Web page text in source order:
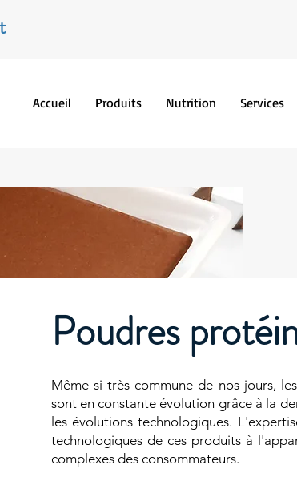
Accueil Produits Nutrition Services
Poudres
Même si très commune de nos jours,
sont en constante évolution grâce à la
les évolutions technologiques.
technologiques de ces produits à
complexes des consommateurs.